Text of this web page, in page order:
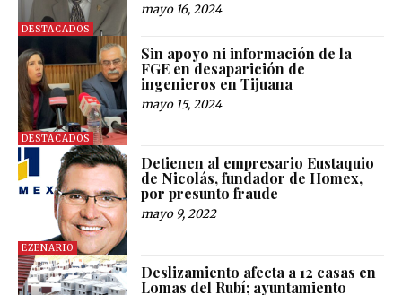
DESTACADOS
mayo 16, 2024
DESTACADOS
Sin apoyo ni información de la
FGE en desaparición de
ingenieros en Tijuana
mayo 15, 2024
EZENARIO
Detienen al empresario Eustaquio
de Nicolás, fundador de Homex,
por presunto fraude
mayo 9, 2022
Deslizamiento afecta a 12 casas en
Lomas del Rubí; ayuntamiento